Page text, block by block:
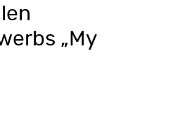
„My